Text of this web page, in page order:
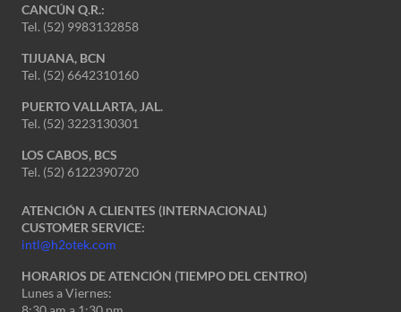
CANCÚN Q.R.:
Tel. (52) 9983132858
TIJUANA, BCN
Tel. (52) 6642310160
PUERTO VALLARTA, JAL.
Tel. (52) 3223130301
LOS CABOS, BCS
Tel. (52) 6122390720
ATENCIÓN A CLIENTES (INTERNACIONAL)
CUSTOMER SERVICE:
intl@h2otek.com
HORARIOS DE ATENCIÓN (TIEMPO DEL CENTRO)
Lunes a Viernes: